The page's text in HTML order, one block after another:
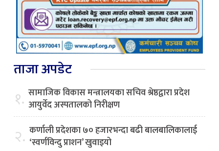
ताजा अपडेट
१. सामाजिक विकास मन्त्रालयका सचिव श्रेष्ठद्वारा प्रदेश
आयुर्वेद अस्पतालको निरीक्षण
२. कर्णाली प्रदेशका ७० हजारभन्दा बढी बालबालिकालाई
‘स्वर्णविन्दु प्राशन’ खुवाइयो